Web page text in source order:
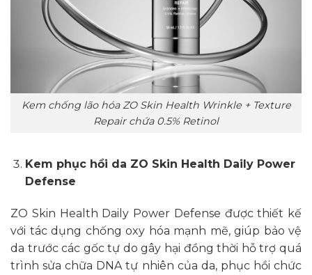
Kem chống lão hóa ZO Skin Health Wrinkle + Texture
Repair chứa 0.5% Retinol
Kem phục hồi da ZO Skin Health Daily Power
Defense
ZO Skin Health Daily Power Defense được thiết kế
với tác dụng chống oxy hóa mạnh mẽ, giúp bảo vệ
da trước các gốc tự do gây hại đồng thời hỗ trợ quá
trình sửa chữa DNA tự nhiên của da, phục hồi chức